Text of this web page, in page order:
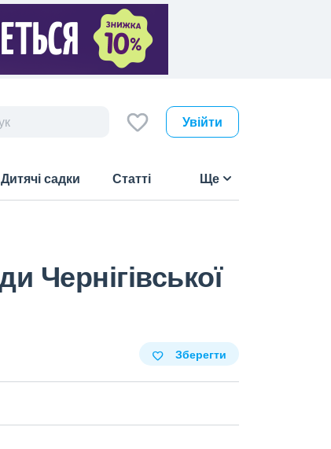
Увійти
Дитячі садки Статті Ще
Чернігівської
Зберегти